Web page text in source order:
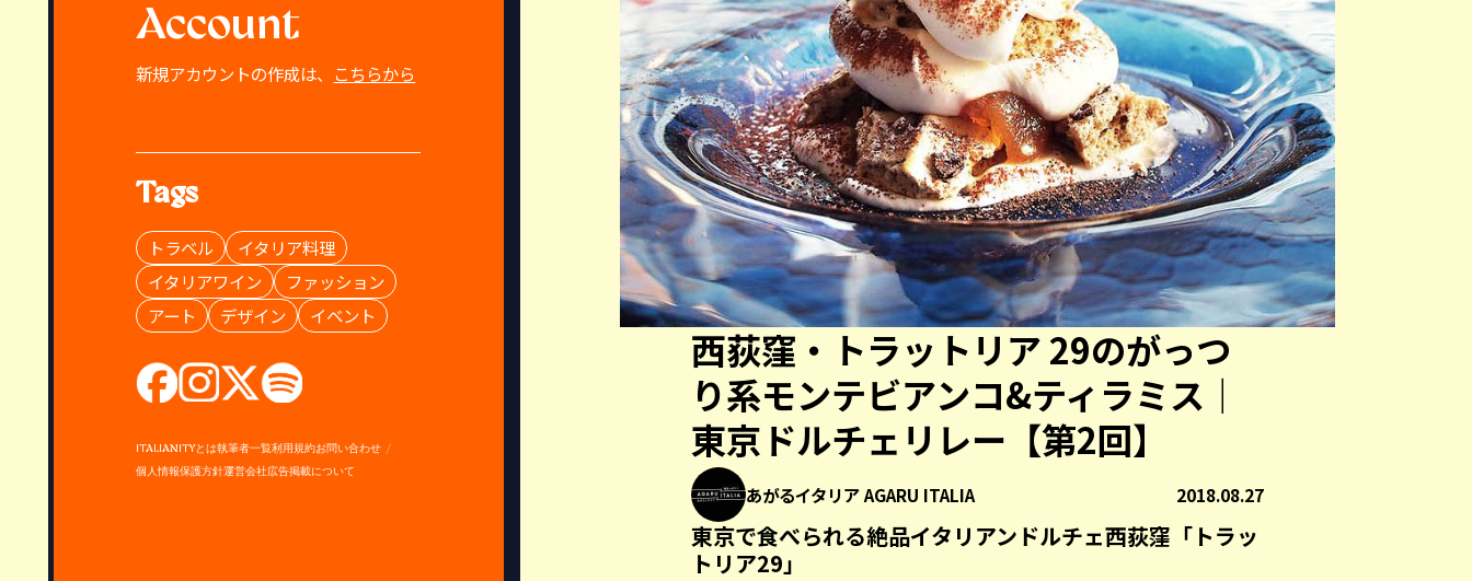
Account
新規アカウントの作成は、 こちらから
Tags
トラベル
イタリア料理
イタリアワイン
ファッション
アート
デザイン イベント
ITALIANITYとは執筆者一覧利用規約お問い合わせ
個人情報保護方針運営会社広告掲載について
西荻窪・トラットリア 29のがっつ
り系モンテビアンコ&ティラミス｜
東京ドルチェリレー【第2回】
あがるイタリア AGARU ITALIA 2018.08.27
東京で食べられる絶品イタリアンドルチェ西荻窪「トラッ
トリア29」